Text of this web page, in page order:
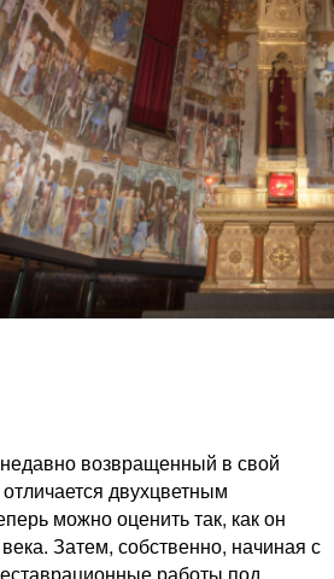
возвращенный в свой
двухцветным
можно оценить так, как он
Затем, собственно, начиная с